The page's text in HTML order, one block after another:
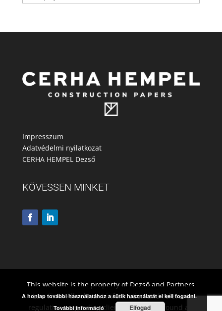
Impresszum
Adatvédelmi nyilatkozat
CERHA HEMPEL Dezső
KÖVESSEN MINKET
This website is the property of Dezső and Partners
Law Firm. All relevant information and relevant
regulations regarding client rights to be found at:
A honlap további használatához a sütik használatát el kell fogadni.
További információ
Elfogad